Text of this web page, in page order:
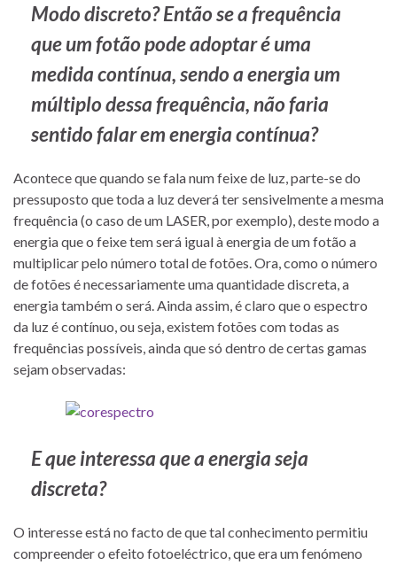
Modo discreto? Então se a frequência
que um fotão pode adoptar é uma
medida contínua, sendo a energia um
múltiplo dessa frequência, não faria
sentido falar em energia contínua?
Acontece que quando se fala num feixe de luz, parte-se do
pressuposto que toda a luz deverá ter sensivelmente a mesma
frequência (o caso de um LASER, por exemplo), deste modo a
energia que o feixe tem será igual à energia de um fotão a
multiplicar pelo número total de fotões. Ora, como o número
de fotões é necessariamente uma quantidade discreta, a
energia também o será. Ainda assim, é claro que o espectro
da luz é contínuo, ou seja, existem fotões com todas as
frequências possíveis, ainda que só dentro de certas gamas
sejam observadas:
E que interessa que a energia seja
discreta?
O interesse está no facto de que tal conhecimento permitiu
compreender o efeito fotoeléctrico, que era um fenómeno